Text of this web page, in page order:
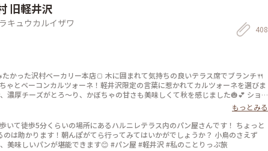
旧軽井沢
キュウカルイザワ
408
かった沢村ベーカリー本店🍞 木に囲まれて気持ちの良いテラス席でブランチ🍴
ゃとベーコンカルツォーネ！軽井沢限定の言葉に惹かれてカルツォーネを選びま
厚チーズがとろ〜り、かぼちゃの甘さも美味しくて秋を感じました🎃💕 ショ
えも豊富で買いたくなりましたが新宿に帰ったら買えるからなぁと眺めて我慢〜
＆レストラン沢村 #本店 #旧軽井沢 #緑がきれい #緑に囲まれて #ブランチ #カル
定 #軽井沢ことりっぷ
もっとみる
いて徒歩5分くらいの場所にあるハルニレテラス内のパン屋さんです！ ちょっと
かります！朝んぽがてら行ってみてはいかがでしょうか？ 小鳥のさえず
り、川のせせらぎに癒されながら、美味しいパンが堪能できます😊 #パン屋 #軽井沢 #私のことりっぷ旅